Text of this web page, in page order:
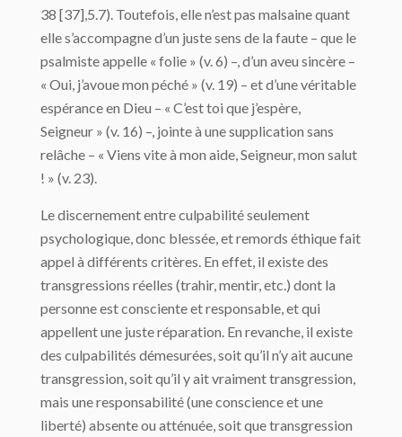
38 [37],5.7). Toutefois, elle n’est pas malsaine quant
elle s’accompagne d’un juste sens de la faute – que le
psalmiste appelle « folie » (v. 6) –, d’un aveu sincère –
« Oui, j’avoue mon péché » (v. 19) – et d’une véritable
espérance en Dieu – « C’est toi que j’espère,
Seigneur » (v. 16) –, jointe à une supplication sans
relâche – « Viens vite à mon aide, Seigneur, mon salut
! » (v. 23).
Le discernement entre culpabilité seulement
psychologique, donc blessée, et remords éthique fait
appel à différents critères. En effet, il existe des
transgressions réelles (trahir, mentir, etc.) dont la
personne est consciente et responsable, et qui
appellent une juste réparation. En revanche, il existe
des culpabilités démesurées, soit qu’il n’y ait aucune
transgression, soit qu’il y ait vraiment transgression,
mais une responsabilité (une conscience et une
liberté) absente ou atténuée, soit que transgression